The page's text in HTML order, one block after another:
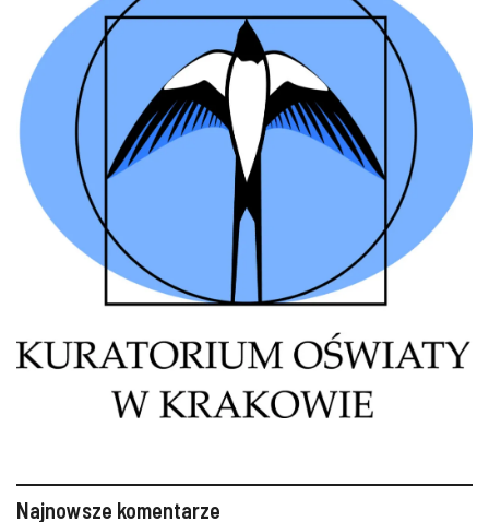
Najnowsze komentarze